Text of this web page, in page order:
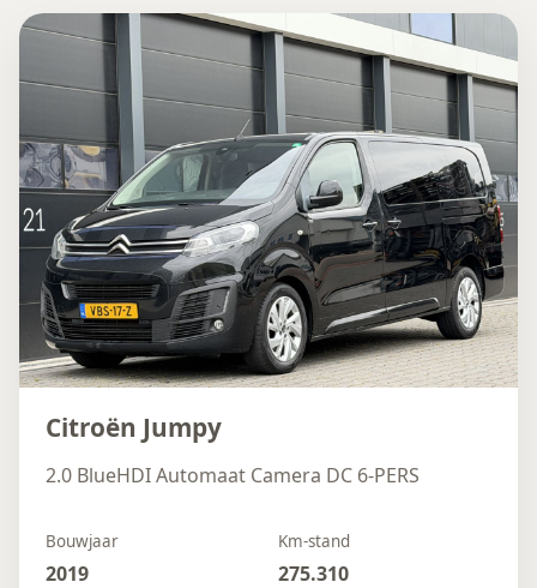
Citroën Jumpy
2.0 BlueHDI Automaat Camera DC 6-PERS
Bouwjaar
2019
Km-stand
275.310